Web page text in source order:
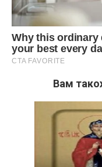
Вам